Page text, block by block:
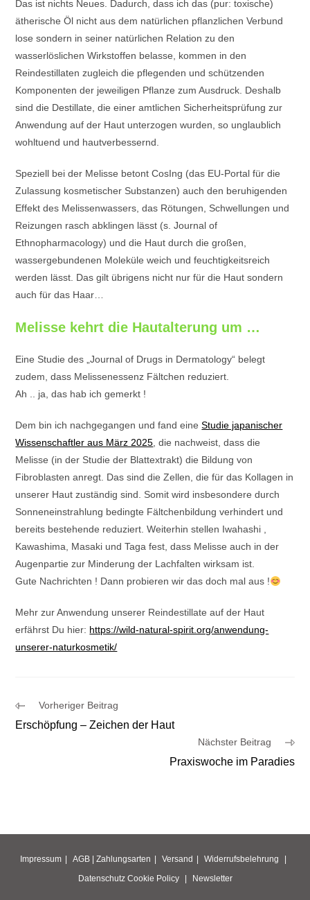
Das ist nichts Neues. Dadurch, dass ich das (pur: toxische)
ätherische Öl nicht aus dem natürlichen pflanzlichen Verbund
lose sondern in seiner natürlichen Relation zu den
wasserlöslichen Wirkstoffen belasse, kommen in den
Reindestillaten zugleich die pflegenden und schützenden
Komponenten der jeweiligen Pflanze zum Ausdruck. Deshalb
sind die Destillate, die einer amtlichen Sicherheitsprüfung zur
Anwendung auf der Haut unterzogen wurden, so unglaublich
wohltuend und hautverbessernd.
Speziell bei der Melisse betont CosIng (das EU-Portal für die
Zulassung kosmetischer Substanzen) auch den beruhigenden
Effekt des Melissenwassers, das Rötungen, Schwellungen und
Reizungen rasch abklingen lässt (s. Journal of
Ethnopharmacology) und die Haut durch die großen,
wassergebundenen Moleküle weich und feuchtigkeitsreich
werden lässt. Das gilt übrigens nicht nur für die Haut sondern
auch für das Haar…
Melisse kehrt die Hautalterung um …
Eine Studie des „Journal of Drugs in Dermatology“ belegt
zudem, dass Melissenessenz Fältchen reduziert.
Ah .. ja, das hab ich gemerkt !
Dem bin ich nachgegangen und fand eineStudie japanischer
Wissenschaftler aus März 2025, die nachweist, dass die
Melisse (in der Studie der Blattextrakt) die Bildung von
Fibroblasten anregt. Das sind die Zellen, die für das Kollagen in
unserer Haut zuständig sind. Somit wird insbesondere durch
Sonneneinstrahlung bedingte Fältchenbildung verhindert und
bereits bestehende reduziert. Weiterhin stellen Iwahashi ,
Kawashima, Masaki und Taga fest, dass Melisse auch in der
Augenpartie zur Minderung der Lachfalten wirksam ist.
Gute Nachrichten ! Dann probieren wir das doch mal aus !
Mehr zur Anwendung unserer Reindestillate auf der Haut
erfährst Du hier: https://wild-natural-spirit.org/anwendung-
unserer-naturkosmetik/
Weitere
ansehen
Vorheriger Beitrag
Erschöpfung – Zeichen der Haut
Nächster Beitrag
Praxiswoche im Paradies
Impressum AGB | Zahlungsarten Versand
Widerrufsbelehrung
Datenschutz Cookie Policy Newsletter